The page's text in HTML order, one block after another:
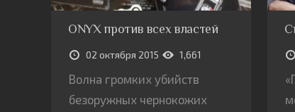
ONYX против всех властей
02 октября 2015 1,661
Волна громких убийств
безоружных чернокожих